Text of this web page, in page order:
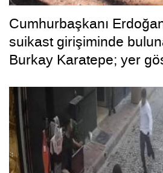
Cumhurbaşkanı
suikast girişiminde
Burkay Karatepe; yer